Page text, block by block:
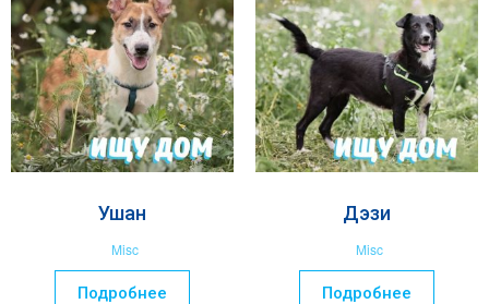
Ушан
Misc
Подробнее
Дэзи
Misc
Подробнее